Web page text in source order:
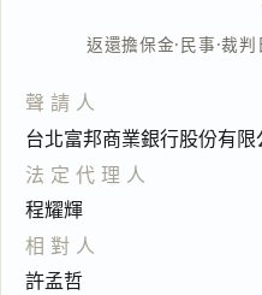
返還擔保金·民事·裁判
聲請人
台北富邦商業銀行股份有限
法定代理人
程耀輝
相對人
許孟哲